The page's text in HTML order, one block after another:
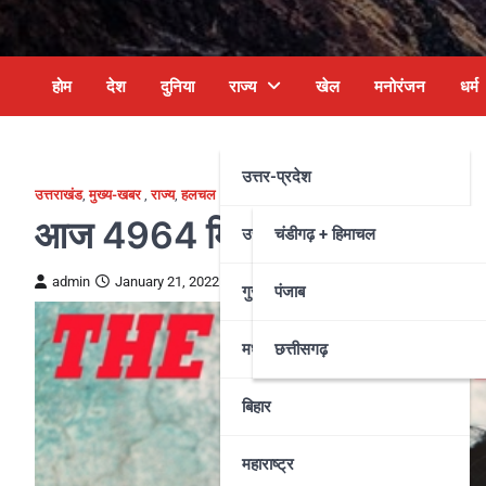
होम देश दुनिया राज्य
उत्तर-प्रदेश
उत्तराखंडचंडीगढ़ + हिमाचल
गुजरातपंजाब
छत्तीसगढ़
मध्य प्रदेश
बिहार
महाराष्ट्र
खेल मनोरंजन धर्म
उत्तराखंड,मुख्य-खबर,राज्य,हलचल
आज 4964 मिले कोरोना
admin January 21, 2022